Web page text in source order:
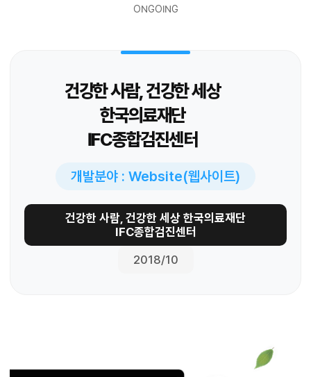
ONGOING
건강한 사람, 건강한 세상
한국의료재단
IFC종합검진센터
개발분야 : Website(웹사이트)
건강한 사람, 건강한 세상 한국의료재단
IFC종합검진센터
2018/10